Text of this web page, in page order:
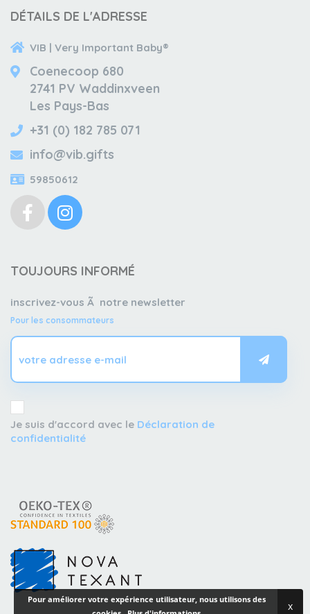
Pour améliorer votre expérience utilisateur, nous utilisons des
x
DÉTAILS DE L'ADRESSE
VIB | Very Important Baby®
Coenecoop 680
2741 PV Waddinxveen
Les Pays-Bas
+31 (0) 182 785 071
info@vib.gifts
59850612
TOUJOURS INFORMÉ
inscrivez-vous Ã notre newsletter
Pour les consommateurs
Je suis d'accord avec le Déclaration de
confidentialité